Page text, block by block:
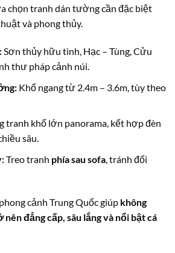
chọn tranh dán tường cần đặc biệt
và phong thủy.
Sơn thủy hữu tình, Hạc – Tùng, Cửu
thư pháp cảnh núi.
Khổ ngang từ 2.4m – 3.6m, tùy theo
tranh khổ lớn panorama, kết hợp đèn
sâu.
Treo tranh phía sau sofa, tránh đối
cảnh Trung Quốc giúp không
đẳng cấp, sâu lắng và nổi bật cá